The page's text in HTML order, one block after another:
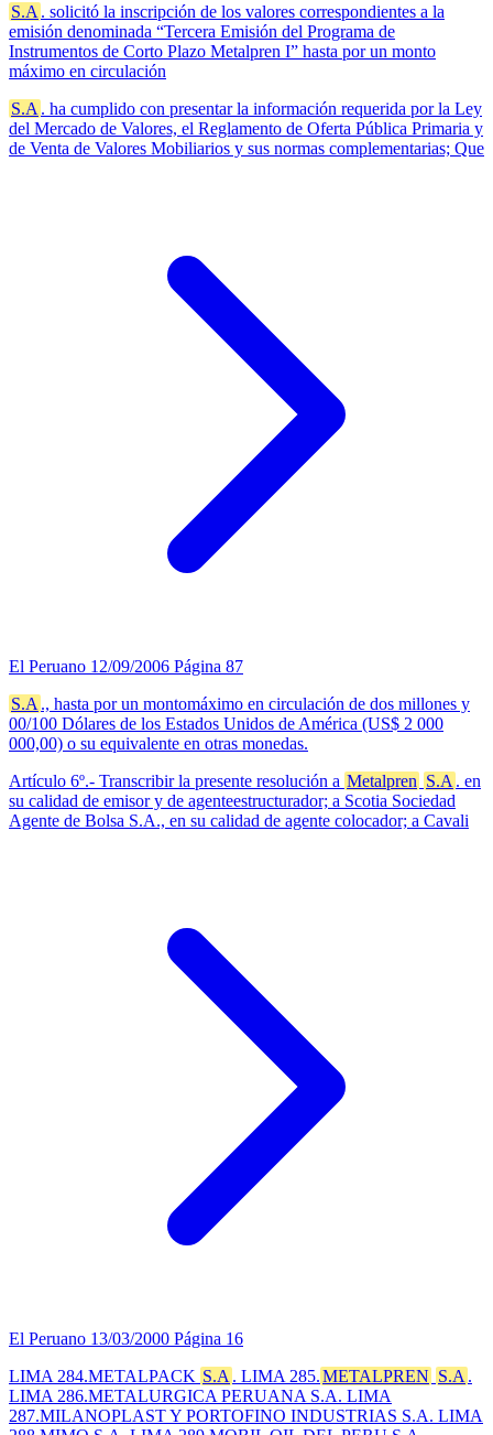
S.A . solicitó la inscripción de los valores correspondientes a la
emisión denominada “Tercera Emisión del Programa de
Instrumentos de Corto Plazo Metalpren I” hasta por un monto
máximo en circulación
S.A . ha cumplido con presentar la información requerida por la Ley
del Mercado de Valores, el Reglamento de Oferta Pública Primaria y
de Venta de Valores Mobiliarios y sus normas complementarias; Que
El Peruano 12/09/2006 Página 87
S.A ., hasta por un montomáximo en circulación de dos millones y
00/100 Dólares de los Estados Unidos de América (US$ 2 000
000,00) o su equivalente en otras monedas.
Artículo 6º.- Transcribir la presente resolución a Metalpren S.A . en
su calidad de emisor y de agenteestructurador; a Scotia Sociedad
Agente de Bolsa S.A., en su calidad de agente colocador; a Cavali
El Peruano 13/03/2000 Página 16
LIMA 284.METALPACK S.A . LIMA 285.METALPREN S.A .
LIMA 286.METALURGICA PERUANA S.A. LIMA
287.MILANOPLAST Y PORTOFINO INDUSTRIAS S.A. LIMA